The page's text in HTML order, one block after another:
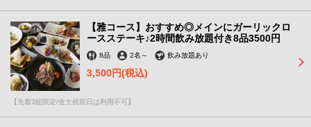
【雅コース】おすすめ◎メインにガーリックロ
ースステーキ♪2時間飲み放題付き8品3500円
8品 2名 ～ 飲み放題あり
3,500円(税込)
【先着3組限定/金土祝前日は利用不可】